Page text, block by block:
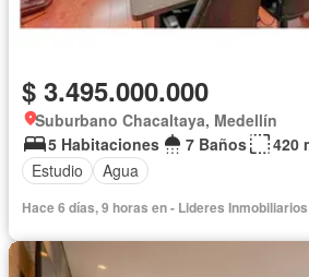
$ 3.495.000.000
Suburbano Chacaltaya, Medellín
5 Habitaciones
7 Baños
420
Estudio
Agua
Hace 6 días, 9 horas en - Lideres